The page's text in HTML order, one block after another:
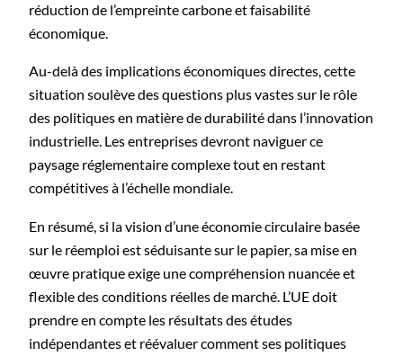
réduction de l’empreinte carbone et faisabilité
économique.
Au-delà des implications économiques directes, cette
situation soulève des questions plus vastes sur le rôle
des politiques en matière de durabilité dans l’innovation
industrielle. Les entreprises devront naviguer ce
paysage réglementaire complexe tout en restant
compétitives à l’échelle mondiale.
En résumé, si la vision d’une économie circulaire basée
sur le réemploi est séduisante sur le papier, sa mise en
œuvre pratique exige une compréhension nuancée et
flexible des conditions réelles de marché. L’UE doit
prendre en compte les résultats des études
indépendantes et réévaluer comment ses politiques